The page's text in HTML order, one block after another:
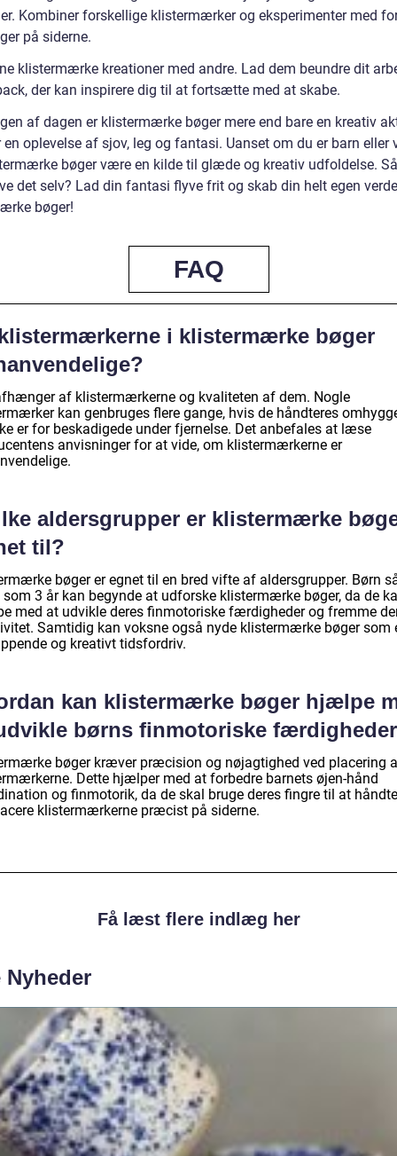
Kombiner forskellige klistermærker og eksperimenter med
på siderne.
klistermærke kreationer med andre. Lad dem beundre dit
der kan inspirere dig til at fortsætte med at skabe.
af dagen er klistermærke bøger mere end bare en kreativ
en oplevelse af sjov, leg og fantasi. Uanset om du er barn eller
bøger være en kilde til glæde og kreativ udfoldelse.
det selv? Lad din fantasi flyve frit og skab din helt egen
bøger!
FAQ
i klistermærke bøger
af klistermærkerne og kvaliteten af dem. Nogle
kan genbruges flere gange, hvis de håndteres
er for beskadigede under fjernelse. Det anbefales at læse
anvisninger for at vide, om klistermærkerne er
aldersgrupper er klistermærke
til?
bøger er egnet til en bred vifte af aldersgrupper. Børn
som 3 år kan begynde at udforske klistermærke bøger, da de
med at udvikle deres finmotoriske færdigheder og fremme
Samtidig kan voksne også nyde klistermærke bøger som
og kreativt tidsfordriv.
kan klistermærke bøger hjælpe
børns finmotoriske
bøger kræver præcision og nøjagtighed ved placering
Dette hjælper med at forbedre barnets øjen-hånd
og finmotorik, da de skal bruge deres fingre til at
klistermærkerne præcist på siderne.
Få læst flere indlæg her
Nyheder